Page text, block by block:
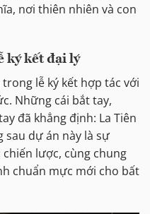
nơi thiên nhiên và con
ký kết đại lý
lễ ký kết hợp tác với
Những cái bắt tay,
đã khẳng định: La Tiên
sau dự án này là sự
lược, cùng chung
chuẩn mực mới cho bất